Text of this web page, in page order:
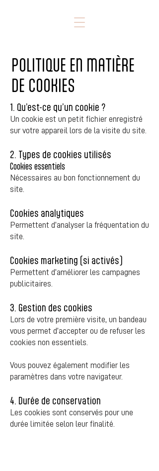
POLITIQUE EN MATIÈRE
DE COOKIES
1. Qu’est-ce qu’un cookie ?
Un cookie est un petit fichier enregistré
sur votre appareil lors de la visite du site.
2. Types de cookies utilisés
Cookies essentiels
Nécessaires au bon fonctionnement du
site.
Cookies analytiques
Permettent d’analyser la fréquentation du
site.
Cookies marketing (si activés)
Permettent d’améliorer les campagnes
publicitaires.
3. Gestion des cookies
Lors de votre première visite, un bandeau
vous permet d’accepter ou de refuser les
cookies non essentiels.
Vous pouvez également modifier les
paramètres dans votre navigateur.
4. Durée de conservation
Les cookies sont conservés pour une
durée limitée selon leur finalité.